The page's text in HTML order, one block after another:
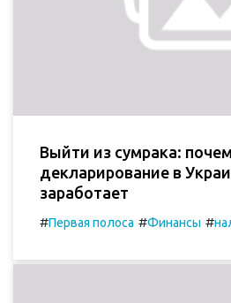
Выйти из сумрака:
декларирование в
заработает
#Первая полоса #Финансы #